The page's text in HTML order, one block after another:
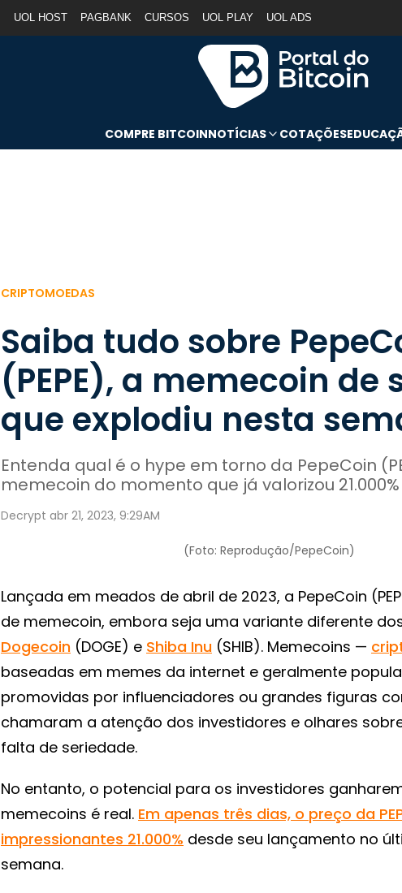
UOL HOST PAGBANK CURSOS UOL PLAY UOL ADS
COMPRE BITCOINNOTÍCIAS COTAÇÕES
CRIPTOMOEDAS
Saiba tudo sobre
(PEPE), a memecoin de
que explodiu nesta
Entenda qual é o hype em torno da PepeCoin
memecoin do momento que já valorizou
Decrypt abr 21, 2023, 9:29AM
(Foto: Reprodução/PepeCoin)
Lançada em meados de abril de 2023, a PepeCoin
de memecoin, embora seja uma variante diferente
Dogecoin (DOGE) e Shiba Inu (SHIB). Memecoins —
baseadas em memes da internet e geralmente
promovidas por influenciadores ou grandes figuras
chamaram a atenção dos investidores e olhares
falta de seriedade.
No entanto, o potencial para os investidores
memecoins é real. Em apenas três dias, o preço da
impressionantes 21.000% desde seu lançamento no
semana.